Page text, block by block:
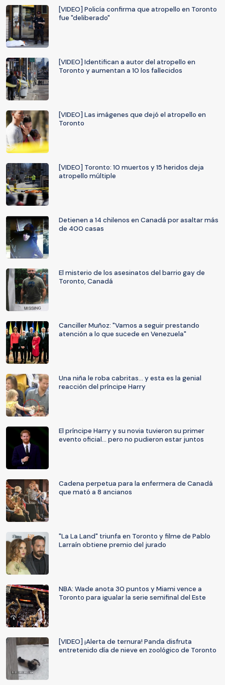
[VIDEO] Policía confirma que atropello en Toronto
fue "deliberado"
[VIDEO] Identifican a autor del atropello en
Toronto y aumentan a 10 los fallecidos
[VIDEO] Las imágenes que dejó el atropello en
Toronto
[VIDEO] Toronto: 10 muertos y 15 heridos deja
atropello múltiple
Detienen a 14 chilenos en Canadá por asaltar más
de 400 casas
El misterio de los asesinatos del barrio gay de
Toronto, Canadá
Canciller Muñoz: "Vamos a seguir prestando
atención a lo que sucede en Venezuela"
Una niña le roba cabritas... y esta es la genial
reacción del príncipe Harry
El príncipe Harry y su novia tuvieron su primer
evento oficial... pero no pudieron estar juntos
Cadena perpetua para la enfermera de Canadá
que mató a 8 ancianos
"La La Land" triunfa en Toronto y filme de Pablo
Larraín obtiene premio del jurado
NBA: Wade anota 30 puntos y Miami vence a
Toronto para igualar la serie semifinal del Este
[VIDEO] ¡Alerta de ternura! Panda disfruta
entretenido día de nieve en zoológico de Toronto